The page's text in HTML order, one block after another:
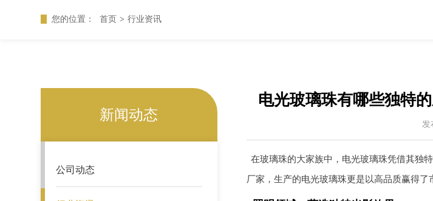
您的位置： 首页 > 行业资讯
新闻动态
公司动态
电光玻璃珠有哪些独特
发
在玻璃珠的大家族中，电光玻璃珠凭借其独
厂家，生产的电光玻璃珠更是以高品质赢得了